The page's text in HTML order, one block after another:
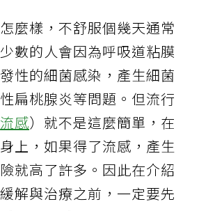
麼樣，不舒服個幾天通常
數的人會因為呼吸道粘膜
性的細菌感染，產生細菌
扁桃腺炎等問題。但流行
流感）就不是這麼簡單，在
上，如果得了流感，產生
就高了許多。因此在介紹
解與治療之前，一定要先